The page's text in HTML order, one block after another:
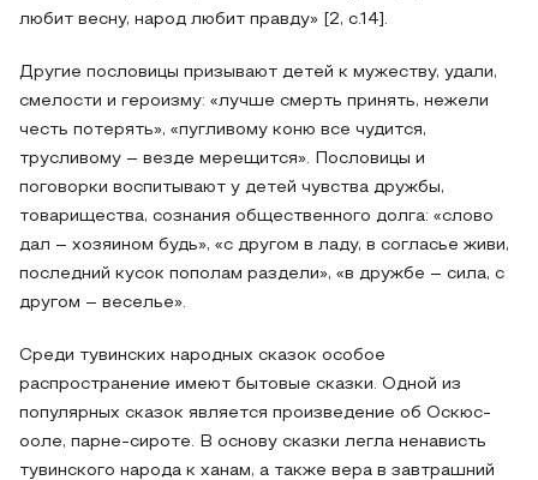
любит весну, народ любит правду» [2, с.14].
Другие пословицы призывают детей к мужеству, удали,
смелости и героизму: «лучше смерть принять, нежели
честь потерять», «пугливому коню все чудится,
трусливому – везде мерещится». Пословицы и
поговорки воспитывают у детей чувства дружбы,
товарищества, сознания общественного долга: «слово
дал – хозяином будь», «с другом в ладу, в согласье живи,
последний кусок пополам раздели», «в дружбе – сила, с
другом – веселье».
Среди тувинских народных сказок особое
распространение имеют бытовые сказки. Одной из
популярных сказок является произведение об Оскюс-
ооле, парне-сироте. В основу сказки легла ненависть
тувинского народа к ханам, а также вера в завтрашний